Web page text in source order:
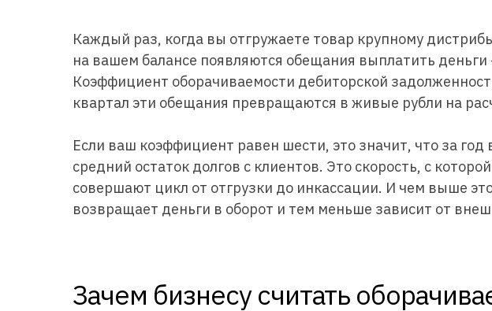
Каждый раз, когда вы отгружаете товар крупному
на вашем балансе появляются обещания выплатить
Коэффициент оборачиваемости дебиторской
квартал эти обещания превращаются в живые рубли на
Если ваш коэффициент равен шести, это значит, что за
средний остаток долгов с клиентов. Это скорость, с
совершают цикл от отгрузки до инкассации. И чем выше
возвращает деньги в оборот и тем меньше зависит от
Зачем бизнесу считать